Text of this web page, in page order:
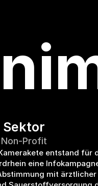
Sektor
Non-Profit
entstand für
eine
mit